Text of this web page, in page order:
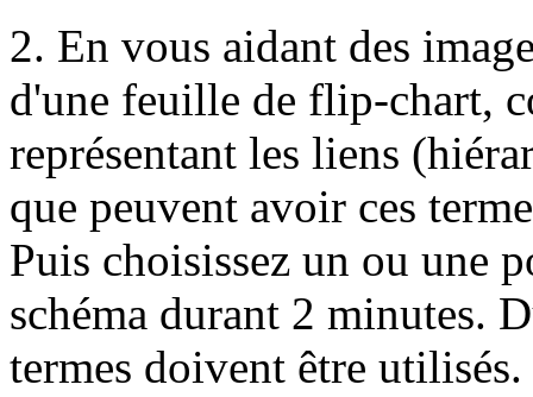
2. En vous aidant des
d'une feuille de flip-chart,
représentant les liens
que peuvent avoir ces
Puis choisissez un ou une
schéma durant 2 minutes.
termes doivent être utilisés.